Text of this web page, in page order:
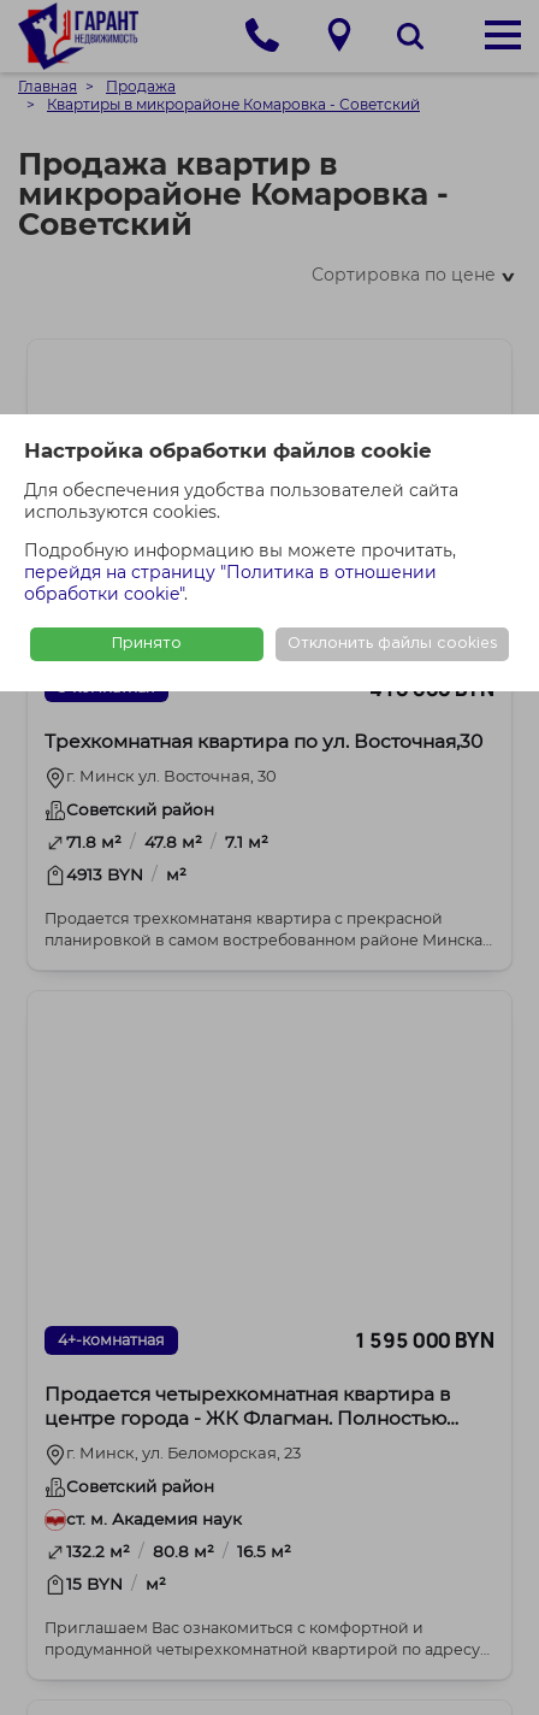
Настройка обработки файлов cookie
Для обеспечения удобства пользователей сайта
используются cookies.
Подробную информацию вы можете прочитать,
перейдя на страницу "Политика в отношении
обработки cookie".
Принято Отклонить файлы cookies
Главная
Продажа
Квартиры в микрорайоне Комаровка - Советский
Продажа квартир в
микрорайоне Комаровка -
Советский
Сортировка по цене>
3-комнатная 410 000 BYN
Трехкомнатная квартира по ул. Восточная,30
г. Минск ул. Восточная, 30
Советский район
71.8 м² / 47.8 м² / 7.1 м²
4913 BYN / м²
Продается трехкомнатаня квартира с прекрасной
планировкой в самом востребованном районе Минска,
4+-комнатная 1 595 000 BYN
Продается четырехкомнатная квартира в
центре города - ЖК Флагман. Полностью
готова к проживанию!
г. Минск, ул. Беломорская, 23
Советский район
ст. м. Академия наук
132.2 м² / 80.8 м² / 16.5 м²
15 BYN / м²
Приглашаем Вас ознакомиться с комфортной и
продуманной четырехкомнатной квартирой по адресу